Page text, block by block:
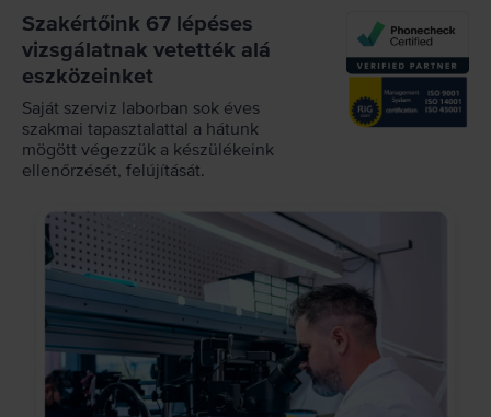
Szakértőink 67 lépéses
vizsgálatnak vetették alá
eszközeinket
Saját szerviz laborban sok éves
szakmai tapasztalattal a hátunk
mögött végezzük a készülékeink
ellenőrzését, felújítását.